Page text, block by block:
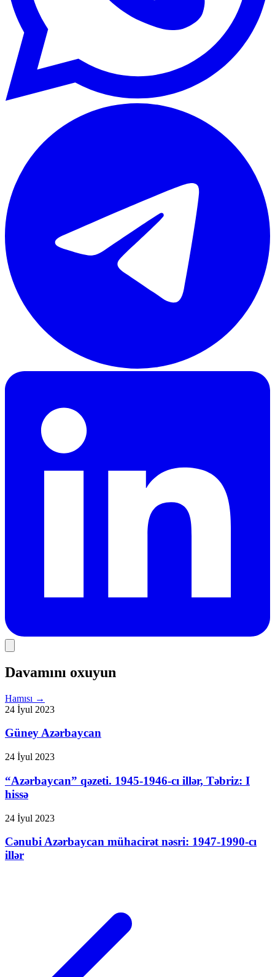
Davamını oxuyun
Hamısı →
24 İyul 2023
Güney Azərbaycan
24 İyul 2023
“Azərbaycan” qəzeti. 1945-1946-cı illər, Təbriz: I
hissə
24 İyul 2023
Cənubi Azərbaycan mühacirət nəsri: 1947-1990-cı
illər